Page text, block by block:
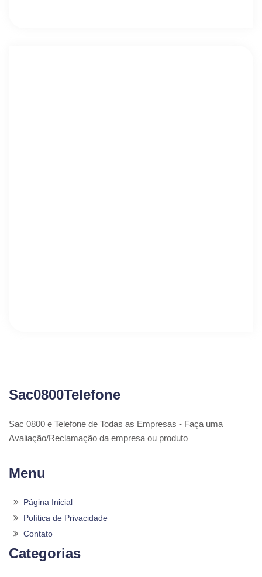
Sac0800Telefone
Sac 0800 e Telefone de Todas as Empresas - Faça uma
Avaliação/Reclamação da empresa ou produto
Menu
Página Inicial
Política de Privacidade
Contato
Categorias